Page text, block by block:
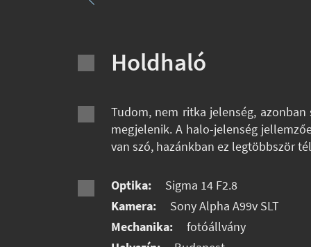
Holdhaló
Tudom, nem ritka jelenség,
megjelenik. A halo-jelenség
van szó, hazánkban ez legtöbbször
Optika:
Sigma 14 F2.8
Kamera:
Sony Alpha A99v SLT
Mechanika:
fotóállvány